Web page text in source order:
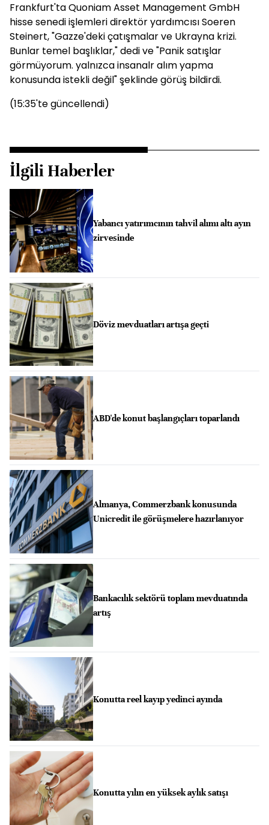
Frankfurt'ta Quoniam Asset Management GmbH
hisse senedi işlemleri direktör yardımcısı Soeren
Steinert, "Gazze'deki çatışmalar ve Ukrayna krizi.
Bunlar temel başlıklar," dedi ve "Panik satışlar
görmüyorum. yalnızca insanalr alım yapma
konusunda istekli değil" şeklinde görüş bildirdi.
(15:35'te güncellendi)
İlgili Haberler
Yabancı yatırımcının tahvil alımı altı ayın
zirvesinde
Döviz mevduatları artışa geçti
ABD'de konut başlangıçları toparlandı
Almanya, Commerzbank konusunda
Unicredit ile görüşmelere hazırlanıyor
Bankacılık sektörü toplam mevduatında
artış
Konutta reel kayıp yedinci ayında
Konutta yılın en yüksek aylık satışı